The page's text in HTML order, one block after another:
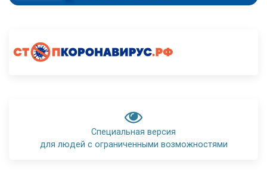
Специальная версия
для людей с ограниченными возможностями